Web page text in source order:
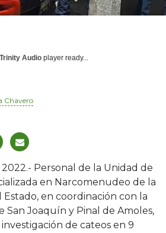
Trinity Audio player ready...
Chavero
Personal de la Unidad de
en Narcomenudeo de la
Estado, en coordinación con la
San Joaquín y Pinal de Amoles,
de cateos en 9